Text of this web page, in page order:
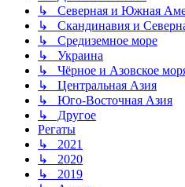
↳ Северная и Южная
↳ Скандинавия и
↳ Средиземное море
↳ Украина
↳ Чёрное и Азовское
↳ Центральная Азия
↳ Юго-Восточная Азия
↳ Другое
Регаты
↳ 2021
↳ 2020
↳ 2019